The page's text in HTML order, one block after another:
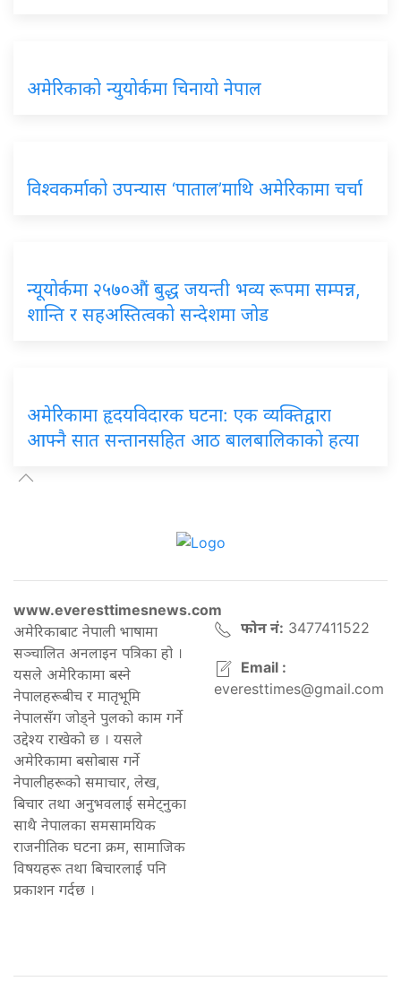
अमेरिकाको न्युयोर्कमा चिनायो नेपाल
विश्वकर्माको उपन्यास ‘पाताल’माथि अमेरिकामा चर्चा
न्यूयोर्कमा २५७०औं बुद्ध जयन्ती भव्य रूपमा सम्पन्न,
शान्ति र सहअस्तित्वको सन्देशमा जोड
अमेरिकामा हृदयविदारक घटना: एक व्यक्तिद्वारा
आफ्नै सात सन्तानसहित आठ बालबालिकाको हत्या
www.everesttimesnews.com
अमेरिकाबाट नेपाली भाषामा
सञ्चालित अनलाइन पत्रिका हो ।
यसले अमेरिकामा बस्ने
नेपालहरूबीच र मातृभूमि
नेपालसँग जोड्ने पुलको काम गर्ने
उद्देश्य राखेको छ । यसले
अमेरिकामा बसोबास गर्ने
नेपालीहरूको समाचार, लेख,
बिचार तथा अनुभवलाई समेट्नुका
साथै नेपालका समसामयिक
राजनीतिक घटना क्रम, सामाजिक
विषयहरू तथा बिचारलाई पनि
प्रकाशन गर्दछ ।
फोन नं: 3477411522
Email :
everesttimes@gmail.com